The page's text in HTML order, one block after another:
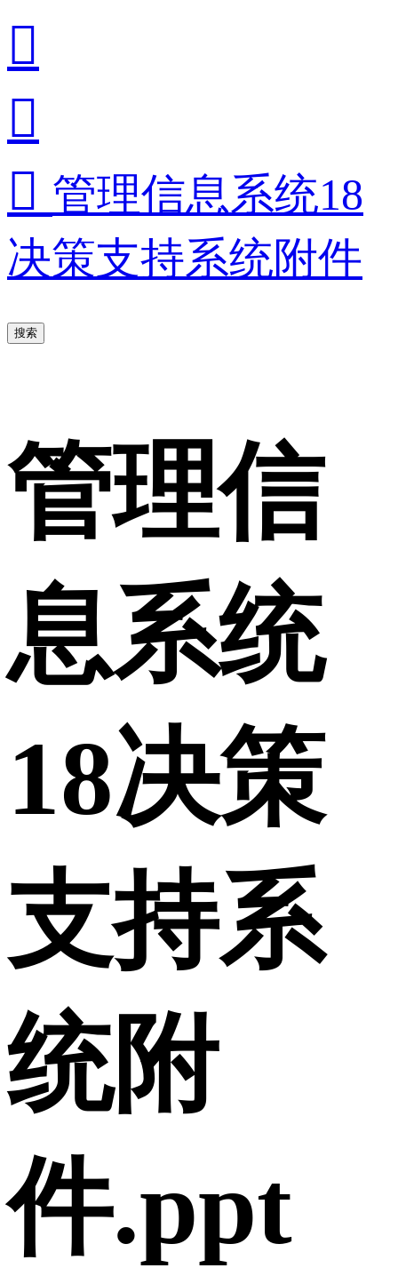


 管理信息系统18
决策支持系统附件
搜索
管理信
息系统
18决策
支持系
统附
件.ppt